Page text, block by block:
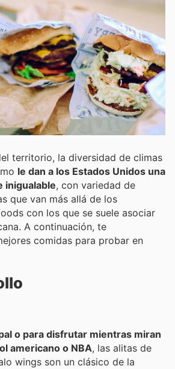
territorio, la diversidad de climas
le dan a los Estados Unidos una
inigualable, con variedad de
que van más allá de los
con los que se suele asociar
A continuación, te
comidas para probar en
o para disfrutar mientras miran
americano o NBA, las alitas de
wings son un clásico de la